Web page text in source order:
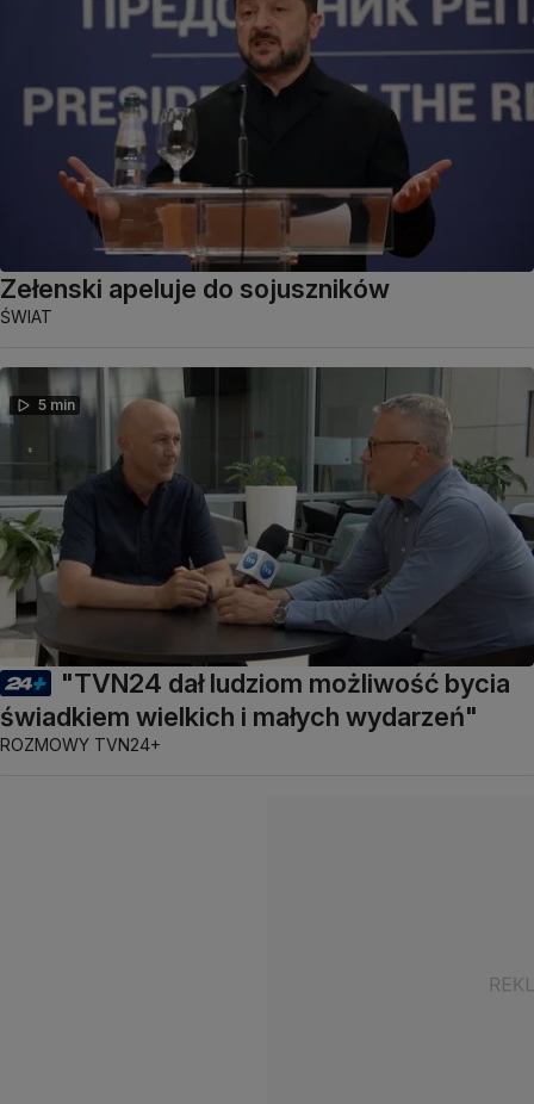
Zełenski apeluje do sojuszników
ŚWIAT
5 min
"TVN24 dał ludziom możliwość bycia
świadkiem wielkich i małych wydarzeń"
ROZMOWY TVN24+